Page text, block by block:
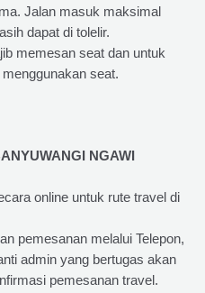
Jalan masuk maksimal
dapat di tolelir.
memesan seat dan untuk
seat.
NGAWI
online untuk rute travel di
pemesanan melalui Telepon,
admin yang bertugas akan
pemesanan travel.